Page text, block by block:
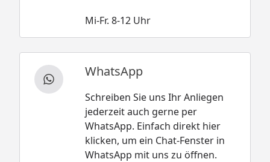
Mi-Fr. 8-12 Uhr
WhatsApp
Schreiben Sie uns Ihr Anliegen
jederzeit auch gerne per
WhatsApp. Einfach direkt hier
klicken, um ein Chat-Fenster in
WhatsApp mit uns zu öffnen.